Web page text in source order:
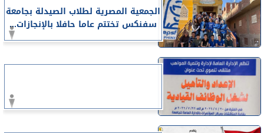
الجمعية المصرية لطلاب الصيدلة بجامعة
سفنكس تختتم عاما حافلا بالإنجازات...